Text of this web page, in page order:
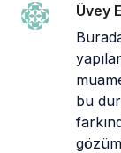
Üvey
bu